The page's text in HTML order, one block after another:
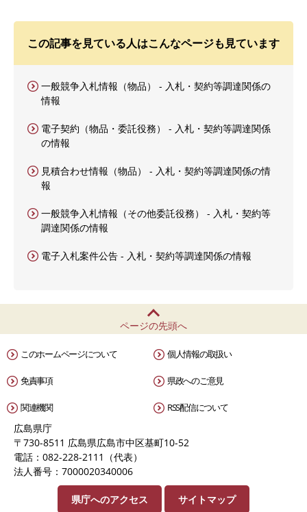
この記事を見ている人はこんなページも見ています
一般競争入札情報（物品） - 入札・契約等調達関係の
情報
電子契約（物品・委託役務） - 入札・契約等調達関係
の情報
見積合わせ情報（物品） - 入札・契約等調達関係の情
報
一般競争入札情報（その他委託役務） - 入札・契約等
調達関係の情報
電子入札案件公告 - 入札・契約等調達関係の情報
ページの先頭へ
このホームページについて 個人情報の取扱い
免責事項 県政へのご意見
関連機関 RSS配信について
広島県庁
〒730-8511 広島県広島市中区基町10-52
電話：082-228-2111（代表）
法人番号：7000020340006
県庁へのアクセス サイトマップ